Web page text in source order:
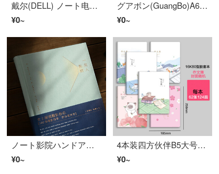
戴尔(DELL) ノート电脑 Vostro 成就5620 16英寸高性能轻薄ビジネス本(12代i5-1240P 16G 512G 锐炬显卡 1年上门)
¥0~
グアボン(GuangBo)A6皮面ハンドアカウント本ジャーナルノートブックKT81030（厂家直发）
¥0~
ノート影院ハンドアカウント本记录电影ジャーナル观影影评ノート文艺礼物巨乾 淡蓝
¥0~
4本装四方伙伴B5大号厚く胶套ノート子愛らしい韩版中小学生ジャーナル16K英语本作文本练习作业本 16K胶套本（作文本） 2本装（外壳ランダム）
¥0~